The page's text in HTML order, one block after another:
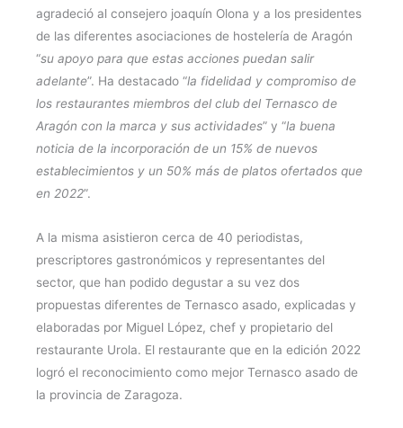
agradeció al consejero joaquín Olona y a los presidentes
de las diferentes asociaciones de hostelería de Aragón
“su apoyo para que estas acciones puedan salir
adelante”. Ha destacado “la fidelidad y compromiso de
los restaurantes miembros del club del Ternasco de
Aragón con la marca y sus actividades” y “la buena
noticia de la incorporación de un 15% de nuevos
establecimientos y un 50% más de platos ofertados que
en 2022”.
A la misma asistieron cerca de 40 periodistas,
prescriptores gastronómicos y representantes del
sector, que han podido degustar a su vez dos
propuestas diferentes de Ternasco asado, explicadas y
elaboradas por Miguel López, chef y propietario del
restaurante Urola. El restaurante que en la edición 2022
logró el reconocimiento como mejor Ternasco asado de
la provincia de Zaragoza.